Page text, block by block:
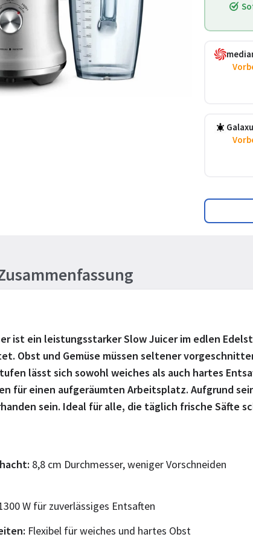
ist ein leistungsstarker Slow Juicer im edlen
Obst und Gemüse müssen seltener
lässt sich sowohl weiches als auch hartes
für einen aufgeräumten Arbeitsplatz. Aufgrund
sein. Ideal für alle, die täglich frische Säfte
8,8 cm Durchmesser, weniger Vorschneiden
W für zuverlässiges Entsaften
Flexibel für weiches und hartes Obst